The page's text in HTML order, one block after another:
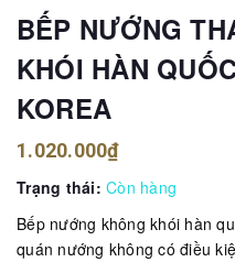
BẾP NƯỚNG
KHÓI HÀN
KOREA
1.020.000₫
Trạng thái: Còn hàng
Bếp nướng không khói hàn
quán nướng không có điều